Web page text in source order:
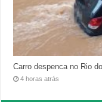
Carro despenca no Rio
4 horas atrás